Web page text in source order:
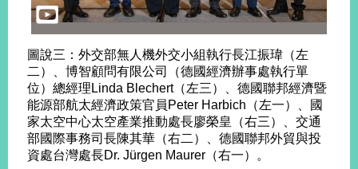
資
訊
全
政
策
無
障
礙
圖說三：外交部無人機外交小組執行長江振瑋（左
二）、博智顧問有限公司（德國經濟辦事處執行單
位）總經理Linda Blechert（左三）、德國聯邦經濟暨
能源部航太經濟政策官員Peter Harbich（左一）、國
家太空中心太空產業推動處長廖榮皇（右三）、交通
部國際事務司長陳其華（右二）、德國聯邦外貿與投
資處台灣處長Dr. Jürgen Maurer（右一）。